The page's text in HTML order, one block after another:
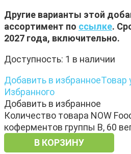
Другие варианты этой
ассортимент по ссылке.
2027 года, включительно.
Доступность: 1 в наличии
Добавить в избранноеТовар
Избранного
Добавить в избранное
Количество товара NOW
коферментов группы B, 60
В КОРЗИНУ